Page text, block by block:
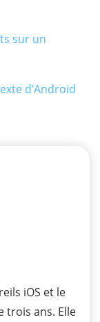
sur un
d'Android
iOS et le
trois ans. Elle